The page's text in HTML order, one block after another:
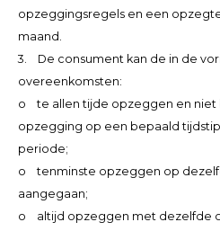
opzeggingsregels en een
maand.
3. De consument kan de in de
overeenkomsten:
o te allen tijde opzeggen en
opzegging op een bepaald
periode;
o tenminste opzeggen op
aangegaan;
o altijd opzeggen met dezelfde